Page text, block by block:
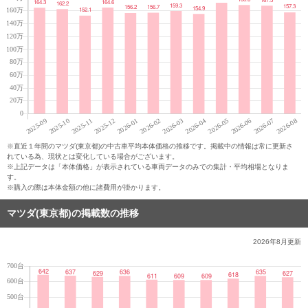
※直近１年間のマツダ(東京都)の中古車平均本体価格の推移です。掲載中の情報は常に更新さ
れている為、現状とは変化している場合がございます。
※上記データは「本体価格」が表示されている車両データのみでの集計・平均相場となりま
す。
※購入の際は本体金額の他に諸費用が掛かります。
マツダ(東京都)の掲載数の推移
2026年8月更新